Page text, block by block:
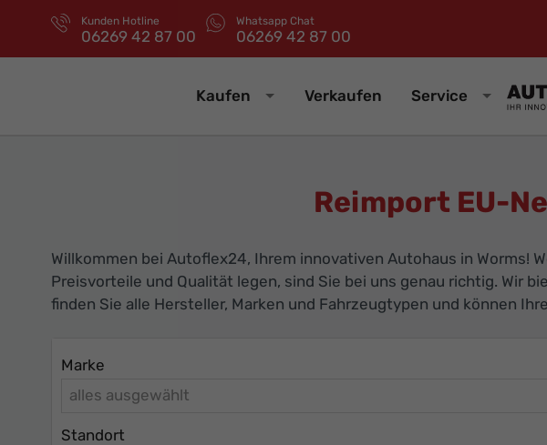
Kunden Hotline
06269 42 87 00
Whatsapp Chat
06269 42 87 00
Kaufen Verkaufen Service
Reimport EU-
Willkommen bei Autoflex24, Ihrem innovativen Autohaus in Worms!
Preisvorteile und Qualität legen, sind Sie bei uns genau richtig. Wir
finden Sie alle Hersteller, Marken und Fahrzeugtypen und können
Marke
alles ausgewählt
Standort